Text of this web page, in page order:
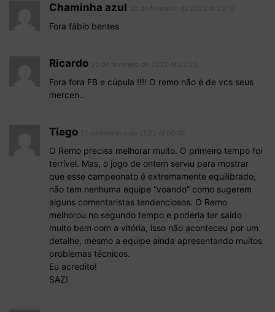
Chaminha azul
Fora fábio bentes
Ricardo
Fora fora FB e cúpula !!!! O remo não é de vcs seus
mercen..
Tiago
O Remo precisa melhorar muito. O primeiro tempo foi
terrível. Mas, o jogo de ontem serviu para mostrar
que esse campeonato é extremamente equilibrado,
não tem nenhuma equipe “voando” como sugerem
alguns comentaristas tendenciosos. O Remo
melhorou no segundo tempo e poderia ter saído
muito bem com a vitória, isso não aconteceu por um
detalhe, mesmo a equipe ainda apresentando muitos
problemas técnicos.
Eu acredito!
SAZ!